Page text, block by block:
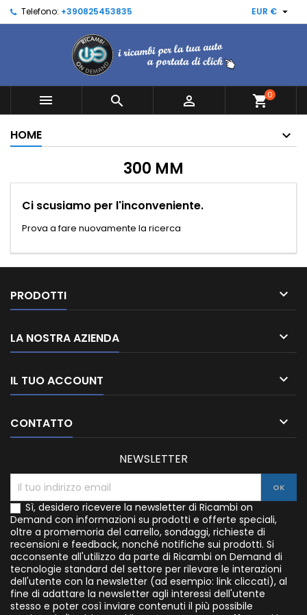
Telefono: +390825453835 EUR € 
   shopping_cart0
HOME
300 MM
Ci scusiamo per l'inconveniente.
Prova a fare nuovamente la ricerca
PRODOTTI 
LA NOSTRA AZIENDA 
IL TUO ACCOUNT 
CONTATTO 
NEWSLETTER
Sì, desidero ricevere la newsletter di Ricambi on
Demand con informazioni su prodotti e offerte speciali,
oltre a promemoria del carrello, sondaggi, richieste di
recensioni e feedback, nonché notifiche sui prodotti. Si
acconsente all'utilizzo da parte di Ricambi on Demand di
tecnologie standard del settore per rilevare le interazioni
dell'utente con la newsletter (ad esempio: link cliccati), al
fine di adattare la newsletter agli interessi dell'utente
stesso e poter così inviare contenuti il più possibile